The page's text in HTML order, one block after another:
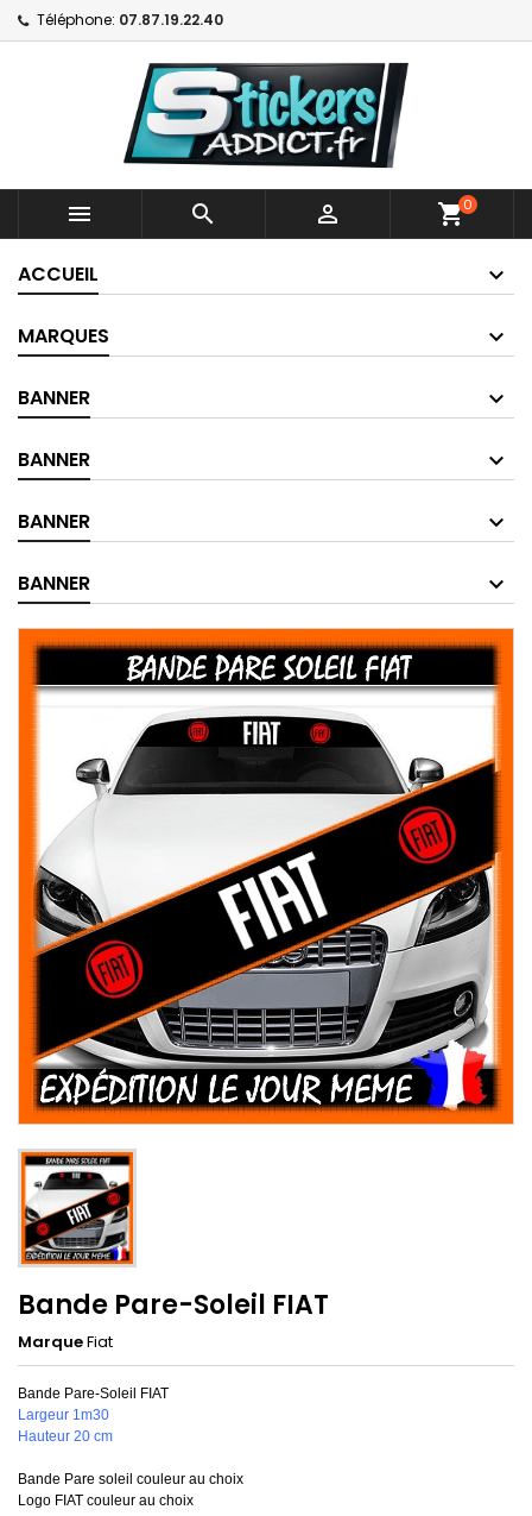
Téléphone: 07.87.19.22.40
   shopping_cart0
ACCUEIL
MARQUES
BANNER
BANNER
BANNER
BANNER
Bande Pare-Soleil FIAT
MarqueFiat
Bande Pare-Soleil FIAT
Largeur 1m30
Hauteur 20 cm
Bande Pare soleil couleur au choix
Logo FIAT couleur au choix